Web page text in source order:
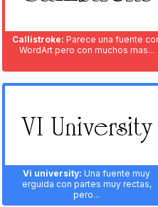
Callistroke: Parece una fuente
WordArt pero con muchos mas...
Vi university: Una fuente muy
erguida con partes muy rectas,
pero...